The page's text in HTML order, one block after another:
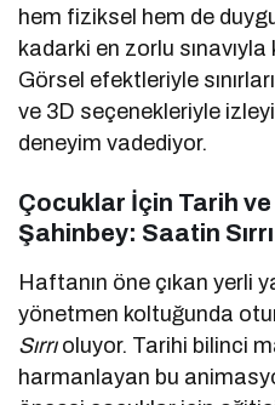
hem fiziksel hem de
kadarki en zorlu sınavıyla
Görsel efektleriyle
ve 3D seçenekleriyle
deneyim vadediyor.
Çocuklar İçin Tarih
Şahinbey: Saatin Sırrı
Haftanın öne çıkan yerli
yönetmen koltuğunda
Sırrıoluyor. Tarihi bilinci
harmanlayan bu